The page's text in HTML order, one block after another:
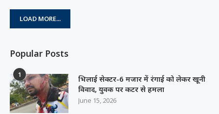
LOAD MORE...
Popular Posts
1
भिलाई सेक्टर-6 मजार में रंगाई को लेकर खूनी
विवाद, युवक पर कटर से हमला
June 15, 2026